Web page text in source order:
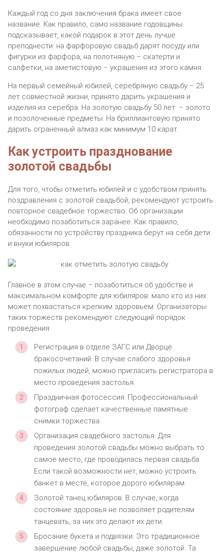
Каждый год со дня заключения брака имеет свое
название. Как правило, само название годовщины
подсказывает, какой подарок в этот день лучше
преподнести: на фарфоровую свадьб дарят посуду или
фигурки из фарфора, на полотняную ‒ скатерти и
салфетки, на аметистовую ‒ украшения из этого камня.
На первый семейный юбилей, серебряную свадьбу ‒ 25
лет совместной жизни, принято дарить украшения и
изделия из серебра. На золотую свадьбу 50 лет ‒ золото
и позолоченные предметы. На бриллиантовую принято
дарить ограненный алмаз как минимум 10 карат.
Как устроить празднование
золотой свадьбы
Для того, чтобы отметить юбилей и с удобством принять
поздравления с золотой свадьбой, рекомендуют устроить
повторное свадебное торжество. Об организации
необходимо позаботиться заранее. Как правило,
обязанности по устройству праздника берут на себя дети
и внуки юбиляров.
Главное в этом случае ‒ позаботиться об удобстве и
максимальном комфорте для юбиляров: мало кто из них
может похвастаться крепким здоровьем. Организаторы
таких торжеств рекомендуют следующий порядок
проведения:
Регистрация в отделе ЗАГС или Дворце
бракосочетаний. В случае слабого здоровья
пожилых людей, можно пригласить регистратора в
место проведения застолья.
Праздничная фотосессия. Профессиональный
фотограф сделает качественные памятные
снимки торжества.
Организация свадебного застолья. Для
проведения золотой свадьбы можно выбрать то
самое место, где проводилась первая свадьба.
Если такой возможности нет, можно устроить
банкет в месте, которое дорого юбилярам.
Золотой танец юбиляров. В случае, когда
состояние здоровья не позволяет родителям
танцевать, за них это делают их дети.
Бросание букета и подвязки. Это традиционное
завершение любой свадьбы, даже золотой. Та